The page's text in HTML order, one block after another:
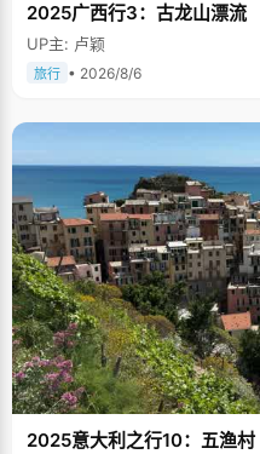
了。肖梦君想，无法改变，那就
熟悉的教室、课桌，真正的压力
学习就够了"。 我的家人们 肖梦君的生活非常有规律，这归功于外婆的
教育。肖梦君三岁以前是外婆带
七八糟的零食也会被骂，"肖梦
了良好的生活和做事习惯。" 肖梦君的妈妈是个护士，在生活和饮食方
面特别注意，高考之前，她看到
觉很不可思议，越是特别的照顾
的新陈代谢，所以，她没有刻意
肖梦君的爸爸妈妈对她说得最多
的，"来缓解紧张的高考气氛。 在大学里，肖梦君的生活依然非常规
律，学习还是很用功，当优秀已
都是顺其自然的。肖梦君没有告
信，一定跟优秀有关。
2025广西行3：古龙山漂流
UP主: 卢颖
旅行 • 2026/8/6
2025意大利之行10：五渔村